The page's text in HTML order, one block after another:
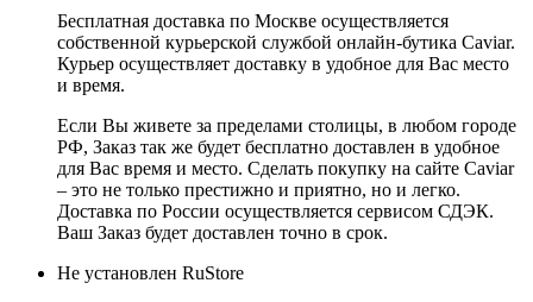
Бесплатная доставка по Москве осуществляется
собственной курьерской службой онлайн-бутика Caviar.
Курьер осуществляет доставку в удобное для Вас место
и время.
Если Вы живете за пределами столицы, в любом городе
РФ, Заказ так же будет бесплатно доставлен в удобное
для Вас время и место. Сделать покупку на сайте Caviar
– это не только престижно и приятно, но и легко.
Доставка по России осуществляется сервисом СДЭК.
Ваш Заказ будет доставлен точно в срок.
Не установлен RuStore